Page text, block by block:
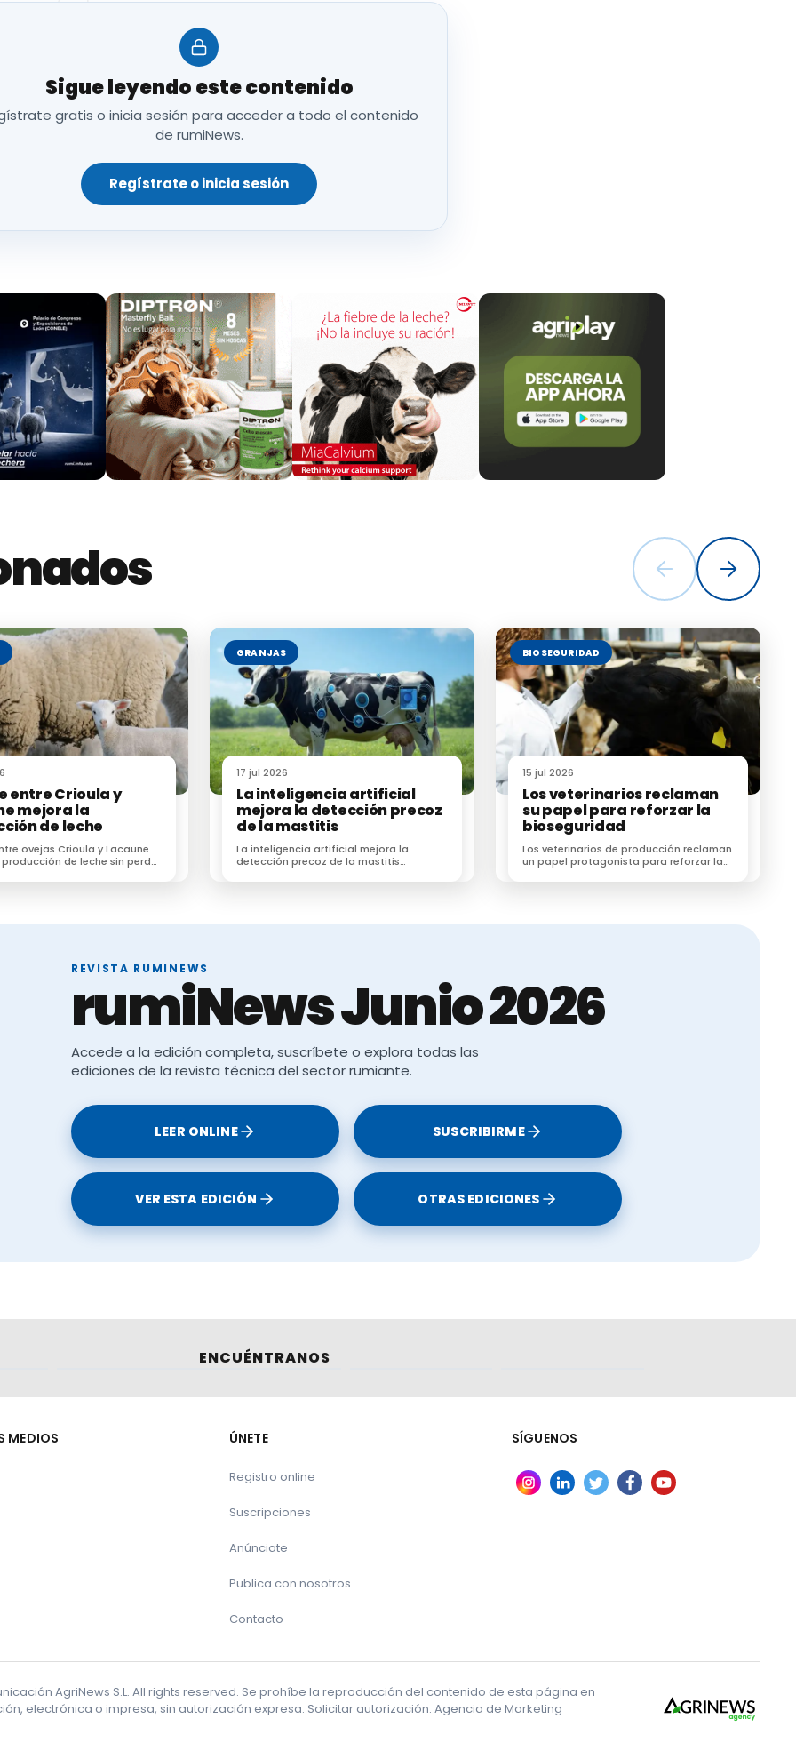
alimentación animal, fertilizantes).
de los 45 céntimos/litro, nivel que muchas explotaciones
situación deja al sector en una posición límite, donde
distribución como responsables de la crisis. Según
la entrada de leche barata procedente de Francia o
clara
abaratar costes
por posibles prácticas ilegales en la fijación de precios
puntos del país. En Castilla y León, los ganaderos han
una situación “injustificada”, denunciando
amplio de conflictividad agraria, donde el sector primario
actual situación podría tener consecuencias estructurales
leche, el sector denuncia quela dinámica actual favorece la
la producción interna.
esquina, el sector lácteo se encuentra en un momento
urgentes por parte del Gobierno para garantizar el
y evitar que los ganaderos sigan vendiendo por debajo de
en España.
disparados.
Bovina en España
de los beneficios de los sistemas de pastizales para la
Sigue leyendo este contenido
gratis o inicia sesión para acceder a todo el contenido
de rumiNews.
Regístrate o inicia sesión
entre Crioula y
mejora la
de leche
ovejas Crioula y Lacaune
de leche sin perder
GRANJAS
17 jul 2026
La inteligencia artificial
mejora la detección precoz
de la mastitis
La inteligencia artificial mejora la
detección precoz de la mastitis
estudio
BIOSEGURIDAD
15 jul 2026
Los veterinarios reclaman
su papel para reforzar la
bioseguridad
Los veterinarios de producción reclaman
un papel protagonista para reforzar la
ganaderas
REVISTA RUMINEWS
rumiNews Junio 2026
Accede a la edición completa, suscríbete o explora todas las
ediciones de la revista técnica del sector rumiante.
LEER ONLINE SUSCRIBIRME
VER ESTA EDICIÓN OTRAS EDICIONES
ENCUÉNTRANOS
MEDIOS ÚNETE
Registro online
Suscripciones
Anúnciate
Publica con nosotros
Contacto
SÍGUENOS
AgriNews S.L. All rights reserved. Se prohíbe la reproducción del contenido de esta página en
electrónica o impresa, sin autorización expresa. Solicitar autorización. Agencia de Marketing